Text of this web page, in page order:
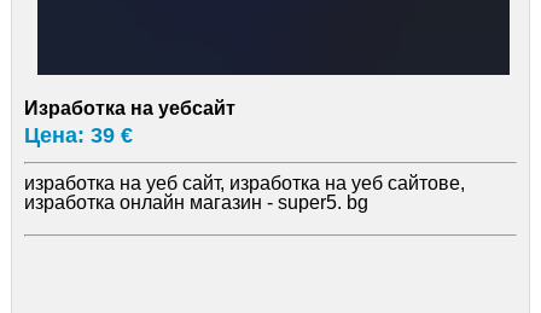
Изработка на уебсайт
Цена: 39 €
изработка на уеб сайт, изработка на уеб сайтове,
изработка онлайн магазин - super5. bg